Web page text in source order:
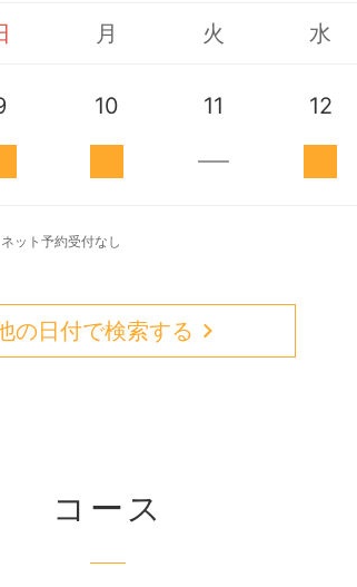
月 火 水
10 11 12
ネット予約受付なし
の日付で検索する
コース